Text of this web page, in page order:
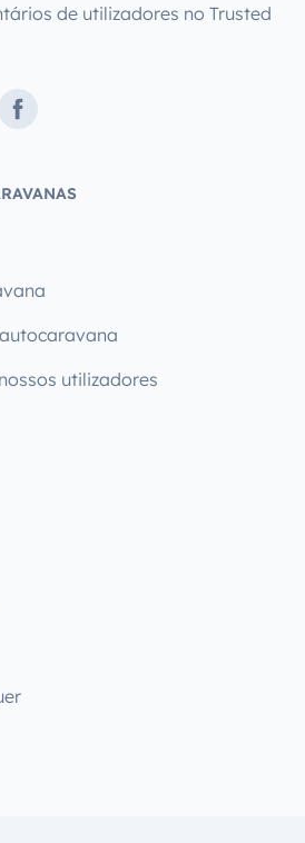
de utilizadores no Trusted
Facebook
utilizadores